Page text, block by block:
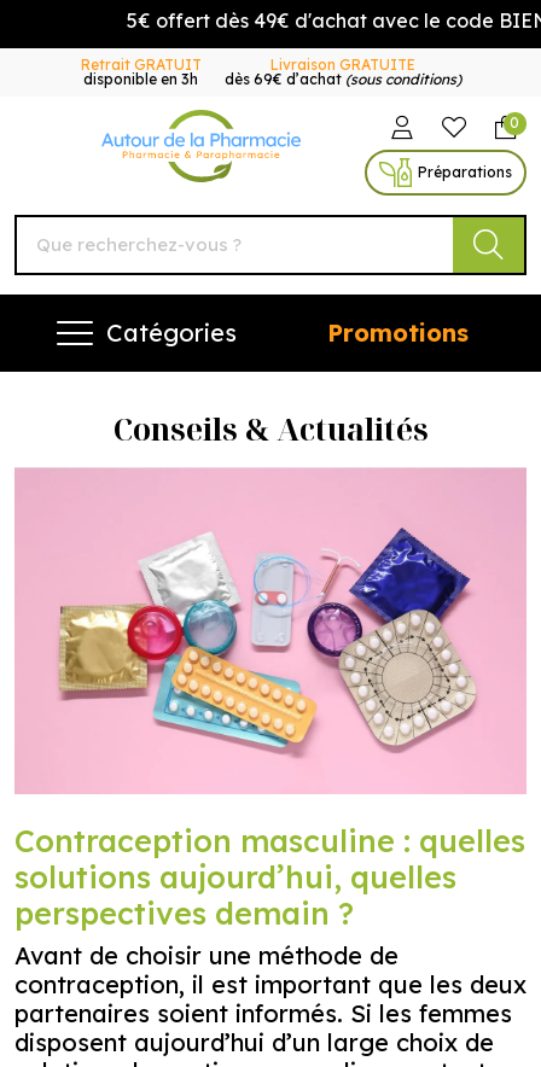
5€ offert dès 49€ d'achat avec le code
Retrait GRATUIT
disponible en 3h
Livraison GRATUITE
dès 69€ d’achat (sous conditions)
Autour de la Pharmacie
0
Préparations
Catégories Promotions
Conseils & Actualités
Contraception masculine : quelles
solutions aujourd’hui, quelles
perspectives demain ?
Avant de choisir une méthode de
contraception, il est important que les deux
partenaires soient informés. Si les femmes
disposent aujourd’hui d’un large choix de